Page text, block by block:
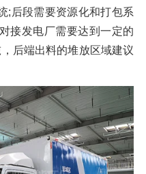
;后段需要资源化和打包系
接发电厂需要达到一定的
后端出料的堆放区域建议